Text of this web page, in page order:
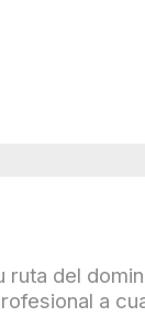
ruta del
a